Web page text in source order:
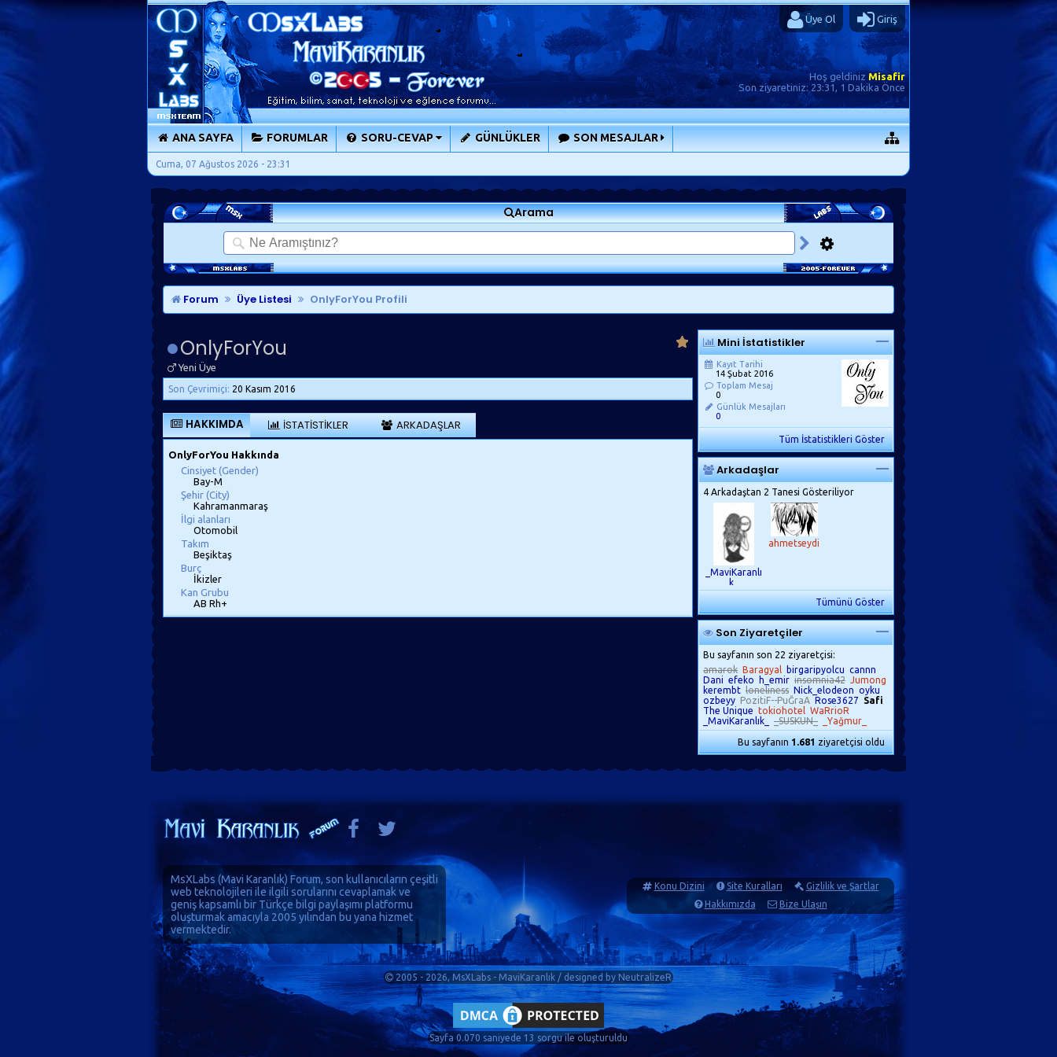
Üye Ol Giriş
Hoş geldiniz Misafir
Son ziyaretiniz:23:31, 1 Dakika Önce
ANA SAYFA FORUMLAR SORU-CEVAP GÜNLÜKLER SON MESAJLAR
Cuma, 07 Ağustos 2026 - 23:31
Arama
Forum Üye Listesi OnlyForYou Profili
OnlyForYou
Yeni Üye
Son Çevrimiçi: 20 Kasım 2016
HAKKIMDA İSTATISTIKLER ARKADAŞLAR
OnlyForYou Hakkında
Cinsiyet (Gender)
Bay-M
Şehir (City)
Kahramanmaraş
İlgi alanları
Otomobil
Takım
Beşiktaş
Burç
İkizler
Kan Grubu
AB Rh+
Mini İstatistikler
Kayıt Tarihi
14 Şubat 2016
Toplam Mesaj
0
Günlük Mesajları
0
Tüm İstatistikleri Göster
Arkadaşlar
4 Arkadaştan 2 Tanesi Gösteriliyor
_MaviKaranlı
k_
ahmetseydi
Tümünü Göster
Son Ziyaretçiler
Bu sayfanın son 22 ziyaretçisi:
amarok Baragyal birgaripyolcu cannn
Dani efeko h_emir insomnia42 Jumong
kerembt loneliness Nick_elodeon oyku
ozbeyy PozitiF--PuĞraA Rose3627
Safi
The Unique tokiohotel WaRrioR
_MaviKaranlık_
_SUSKUN_ _Yağmur_
Bu sayfanın1.681ziyaretçisi oldu
MsXLabs (Mavi Karanlık) Forum, son kullanıcıların çeşitli
web teknolojileri ile ilgili sorularını cevaplamak ve
geniş kapsamlı bir Türkçe bilgi paylaşımı platformu
oluşturmak amacıyla 2005 yılından bu yana hizmet
vermektedir.
Konu Dizini Site Kuralları
Gizlilik ve Şartlar
Hakkımızda
Bize Ulaşın
2005 - 2026, MsXLabs - MaviKaranlık / designed by NeutralizeR
Sayfa 0.070 saniyede 13 sorgu ile oluşturuldu